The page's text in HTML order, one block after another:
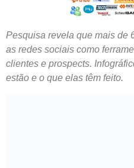
Pesquisa revela que mais de
as redes sociais como
clientes e prospects.
estão e o que elas têm feito.